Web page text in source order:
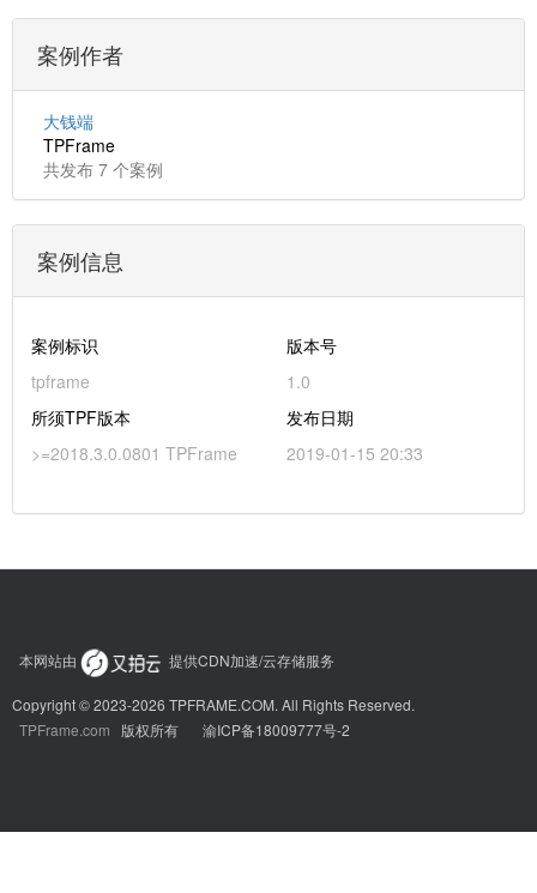
案例作者
大钱端
TPFrame
共发布 7 个案例
案例信息
案例标识
tpframe
版本号
1.0
所须TPF版本
>=2018.3.0.0801 TPFrame
发布日期
2019-01-15 20:33
本网站由 提供CDN加速/云存储服务
Copyright © 2023-2026 TPFRAME.COM. All Rights Reserved.
TPFrame.com
版权所有 渝ICP备18009777号-2